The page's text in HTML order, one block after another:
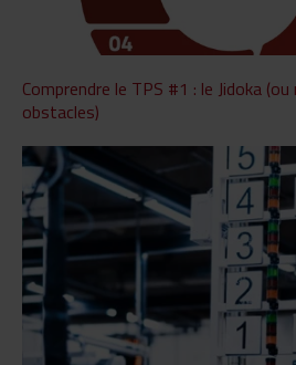
Comprendre le TPS #1 : le Jidoka
obstacles)